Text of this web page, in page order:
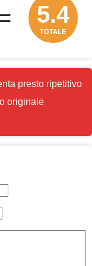
5.4
TOTALE
presto ripetitivo
originale